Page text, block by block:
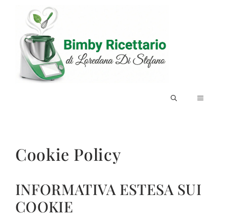
contenuto
MENU
Cookie Policy
INFORMATIVA ESTESA SUI
COOKIE